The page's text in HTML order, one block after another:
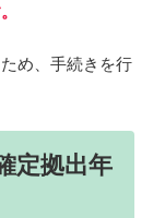
め、手続きを行
定拠出年